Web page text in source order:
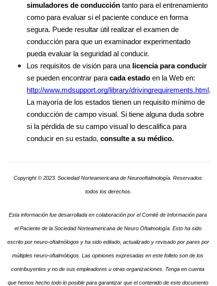
simuladores de conducción tanto para el entrenamiento
como para evaluar si el paciente conduce en forma
segura. Puede resultar útil realizar el examen de
conducción para que un examinador experimentado
pueda evaluar la seguridad al conducir.
Los requisitos de visión para una licencia para conducir
se pueden encontrar para cada estado
http://www.mdsupport.org/library/drivingrequirements.html .
La mayoría de los estados tienen un requisito mínimo de
conducción de campo visual. Si tiene alguna duda sobre
si la pérdida de su campo visual lo descalifica para
conducir en su estado, consulte a su médico.
Copyright © 2023. Sociedad Norteamericana de Neurooftalmología. Reservados
todos los derechos.
Esta información fue desarrollada en colaboración por el Comité de Información para
el Paciente de la Sociedad Norteamericana de Neuro Oftalmología. Esto ha sido
escrito por neuro-oftalmólogos y ha sido editado, actualizado y revisado por pares por
múltiples neuro-oftalmólogos. Las opiniones expresadas en este folleto son de los
contribuyentes y no de sus empleadores u otras organizaciones. Tenga en cuenta
que hemos hecho todo lo posible para garantizar que el contenido de este documento